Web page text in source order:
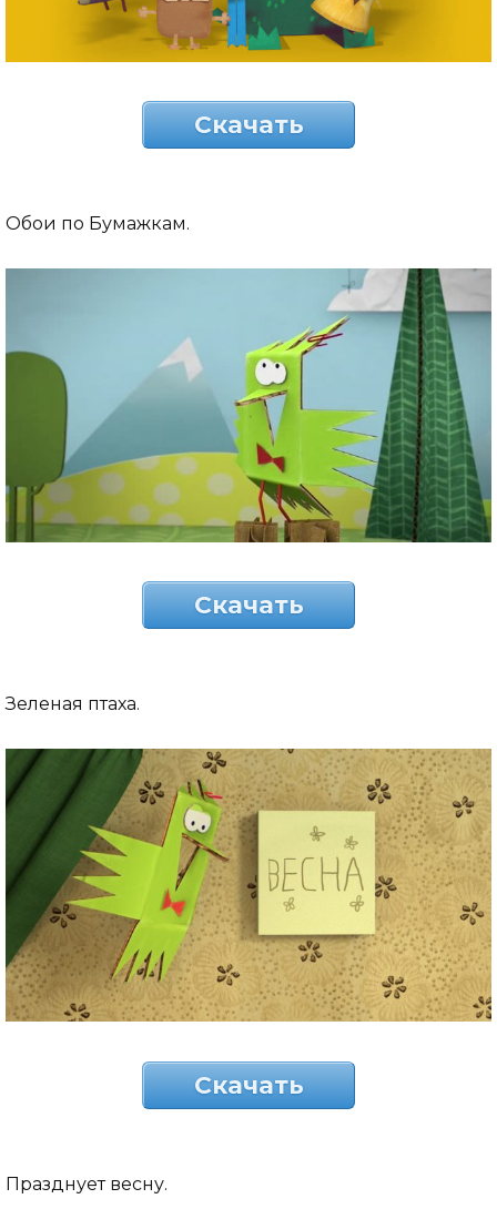
Скачать
Обои по Бумажкам.
Скачать
Зеленая птаха.
Скачать
Празднует весну.